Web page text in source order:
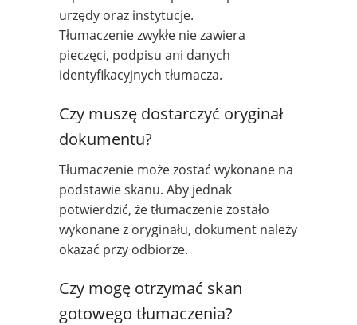
urzędy oraz instytucje.
Tłumaczenie zwykłe nie zawiera
pieczęci, podpisu ani danych
identyfikacyjnych tłumacza.
Czy muszę dostarczyć oryginał
dokumentu?
Tłumaczenie może zostać wykonane na
podstawie skanu. Aby jednak
potwierdzić, że tłumaczenie zostało
wykonane z oryginału, dokument należy
okazać przy odbiorze.
Czy mogę otrzymać skan
gotowego tłumaczenia?